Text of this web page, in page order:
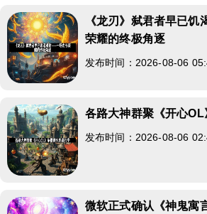
《龙刃》弑君者早已
荣耀的终极角逐
发布时间：2026-08-06
各路大神群聚《开心
发布时间：2026-08-06
微软正式确认《神鬼寓